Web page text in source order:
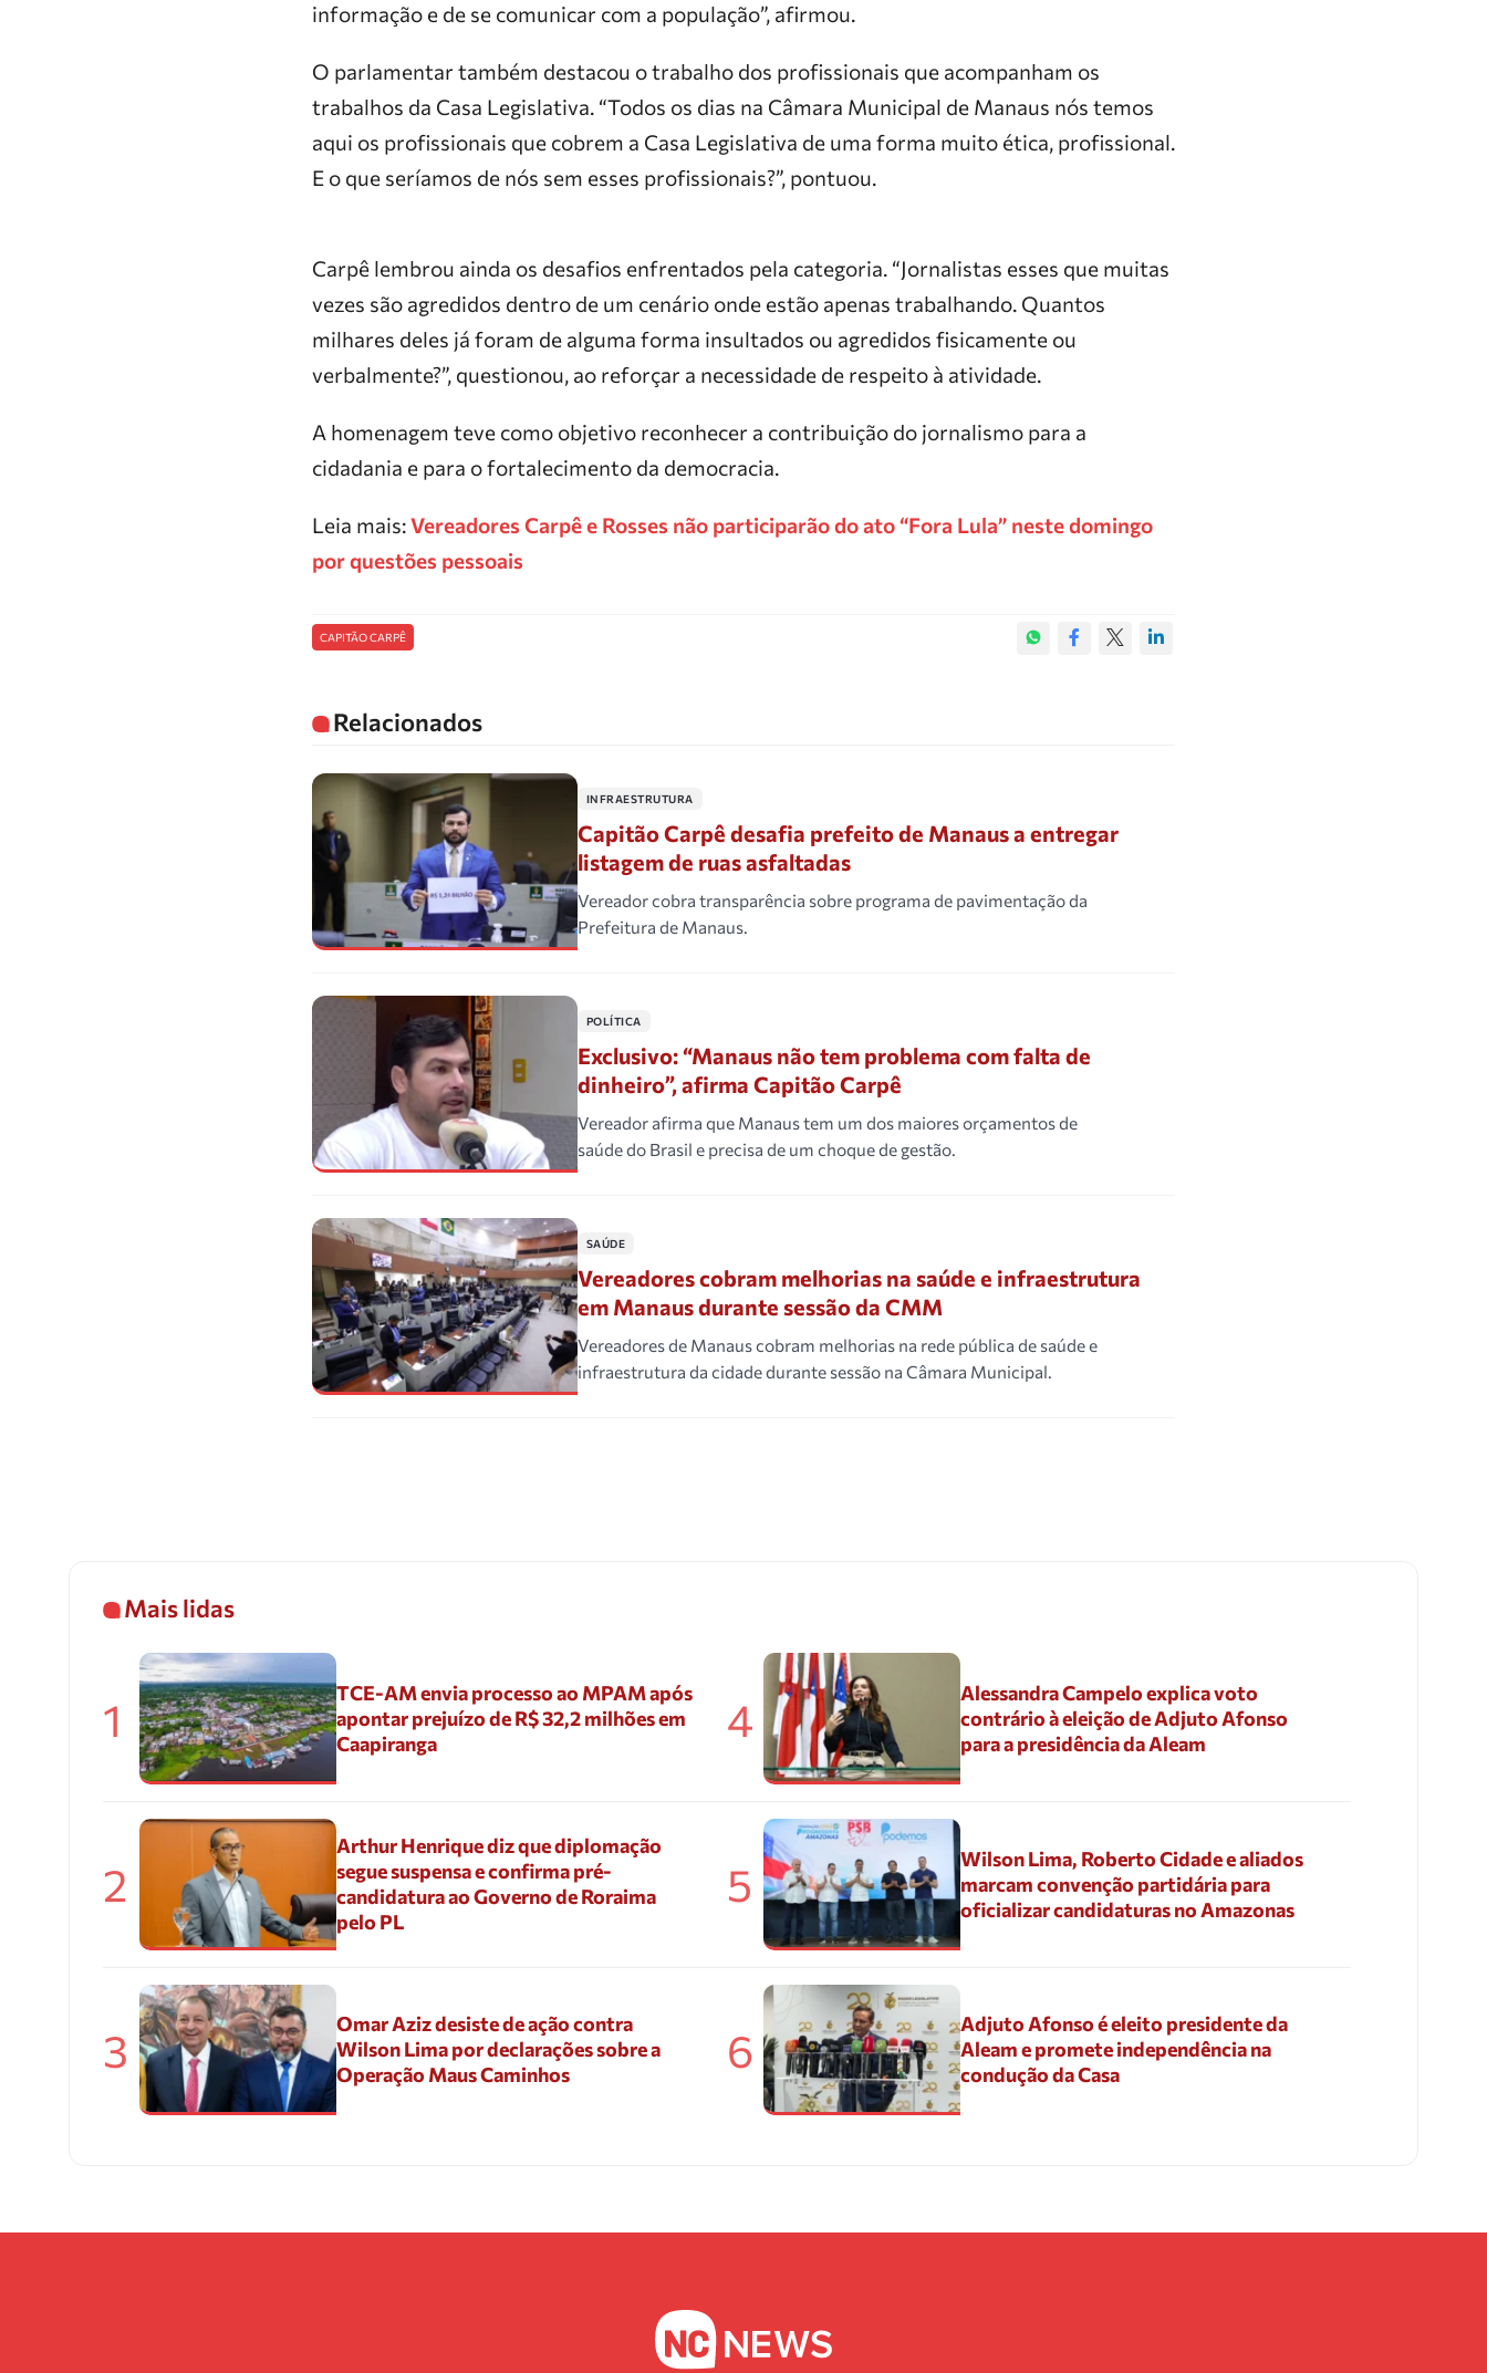
informação e de se comunicar com a população”, afirmou.
O parlamentar também destacou o trabalho dos profissionais que acompanham os
trabalhos da Casa Legislativa. “Todos os dias na Câmara Municipal de Manaus nós temos
aqui os profissionais que cobrem a Casa Legislativa de uma forma muito ética, profissional.
E o que seríamos de nós sem esses profissionais?”, pontuou.
Carpê lembrou ainda os desafios enfrentados pela categoria. “Jornalistas esses que muitas
vezes são agredidos dentro de um cenário onde estão apenas trabalhando. Quantos
milhares deles já foram de alguma forma insultados ou agredidos fisicamente ou
verbalmente?”, questionou, ao reforçar a necessidade de respeito à atividade.
A homenagem teve como objetivo reconhecer a contribuição do jornalismo para a
cidadania e para o fortalecimento da democracia.
Leia mais:Vereadores Carpê e Rosses não participarão do ato “Fora Lula” neste domingo
por questões pessoais
CAPITÃO CARPÊ
Relacionados
INFRAESTRUTURA
Capitão Carpê desafia prefeito de Manaus a entregar
listagem de ruas asfaltadas
Vereador cobra transparência sobre programa de pavimentação da
Prefeitura de Manaus.
POLÍTICA
Exclusivo: “Manaus não tem problema com falta de
dinheiro”, afirma Capitão Carpê
Vereador afirma que Manaus tem um dos maiores orçamentos de
saúde do Brasil e precisa de um choque de gestão.
SAÚDE
Vereadores cobram melhorias na saúde e infraestrutura
em Manaus durante sessão da CMM
Vereadores de Manaus cobram melhorias na rede pública de saúde e
infraestrutura da cidade durante sessão na Câmara Municipal.
Mais lidas
1
TCE-AM envia processo ao MPAM após
apontar prejuízo de R$ 32,2 milhões em
Caapiranga
2
Arthur Henrique diz que diplomação
segue suspensa e confirma pré-
candidatura ao Governo de Roraima
pelo PL
3
Omar Aziz desiste de ação contra
Wilson Lima por declarações sobre a
Operação Maus Caminhos
4
Alessandra Campelo explica voto
contrário à eleição de Adjuto Afonso
para a presidência da Aleam
5
Wilson Lima, Roberto Cidade e aliados
marcam convenção partidária para
oficializar candidaturas no Amazonas
6
Adjuto Afonso é eleito presidente da
Aleam e promete independência na
condução da Casa